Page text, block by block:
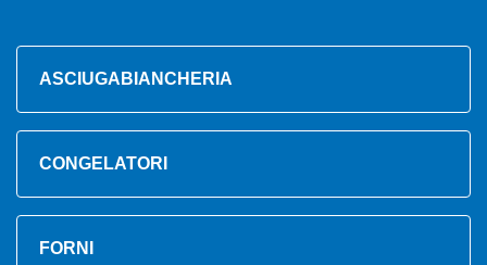
ASCIUGABIANCHERIA
CONGELATORI
FORNI